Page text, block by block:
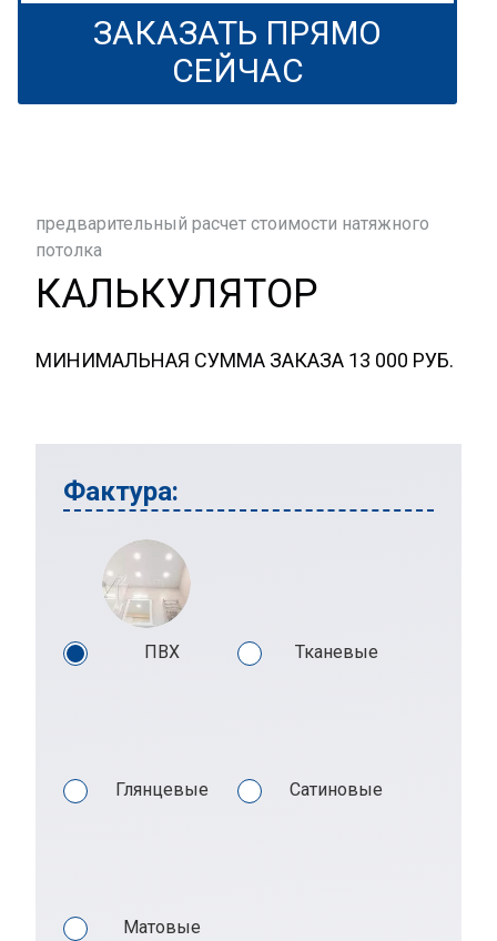
ЗАКАЗАТЬ ПРЯМО
СЕЙЧАС
предварительный расчет стоимости натяжного
потолка
КАЛЬКУЛЯТОР
МИНИМАЛЬНАЯ СУММА ЗАКАЗА 13 000 РУБ.
Фактура:
ПВХ Тканевые
Глянцевые Сатиновые
Матовые